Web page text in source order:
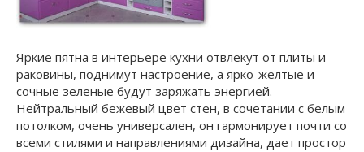
Яркие пятна в интерьере кухни отвлекут от плиты и
раковины, поднимут настроение, а ярко-желтые и
сочные зеленые будут заряжать энергией.
Нейтральный бежевый цвет стен, в сочетании с белым
потолком, очень универсален, он гармонирует почти со
всеми стилями и направлениями дизайна, дает простор